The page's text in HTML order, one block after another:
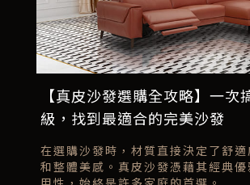
【真皮沙發選購全攻略】一次
級，找到最適合的完美沙發
在選購沙發時，材質直接決定了舒適
和整體美感。真皮沙發憑藉其經典優